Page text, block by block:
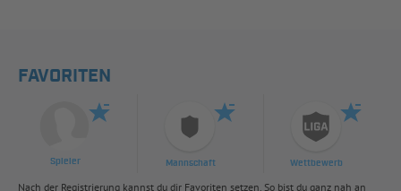
FAVORITEN
Spieler Mannschaft Wettbewerb
Nach der Registrierung kannst du dir Favoriten setzen. So bist du ganz nah an